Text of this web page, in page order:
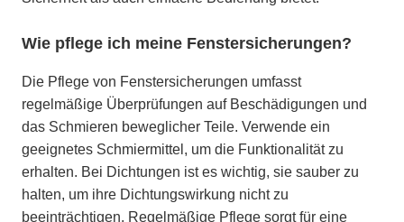
Wie pflege ich meine Fenstersicherungen?
Die Pflege von Fenstersicherungen umfasst
regelmäßige Überprüfungen auf Beschädigungen und
das Schmieren beweglicher Teile. Verwende ein
geeignetes Schmiermittel, um die Funktionalität zu
erhalten. Bei Dichtungen ist es wichtig, sie sauber zu
halten, um ihre Dichtungswirkung nicht zu
beeinträchtigen. Regelmäßige Pflege sorgt für eine